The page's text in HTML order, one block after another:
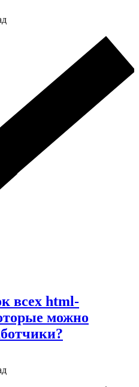
всех html-
можно